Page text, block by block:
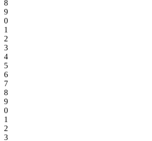
8
9
0
1
2
3
4
5
6
7
8
9
0
1
2
3